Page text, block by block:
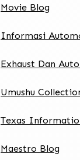
Movie Blog
Informasi
Exhaust Dan
Umushu
Texas
Maestro Blog